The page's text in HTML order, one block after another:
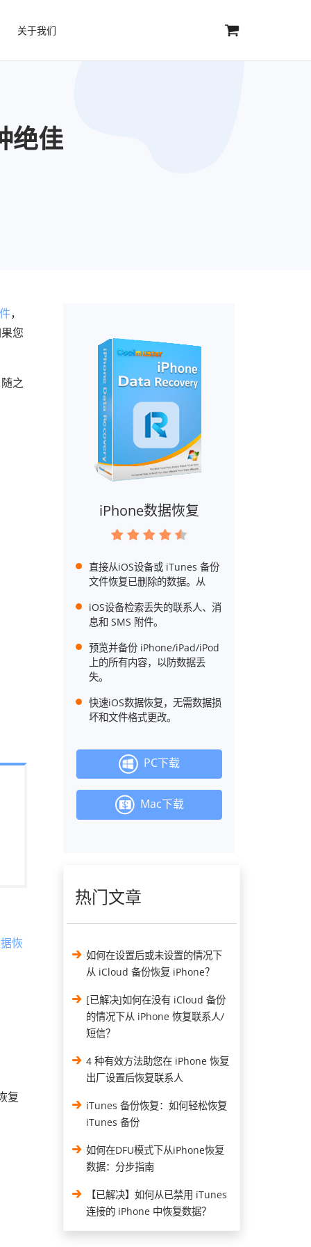
关于我们
绝佳
，
您
之
恢
复
iPhone数据恢复
直接从iOS设备或 iTunes 备份
文件恢复已删除的数据。从
iOS设备检索丢失的联系人、消
息和 SMS 附件。
预览并备份 iPhone/iPad/iPod
上的所有内容，以防数据丢
失。
快速iOS数据恢复，无需数据损
坏和文件格式更改。
PC下载
Mac下载
热门文章
如何在设置后或未设置的情况下
从 iCloud 备份恢复 iPhone？
[已解决]如何在没有 iCloud 备份
的情况下从 iPhone 恢复联系人/
短信？
4 种有效方法助您在 iPhone 恢复
出厂设置后恢复联系人
iTunes 备份恢复：如何轻松恢复
iTunes 备份
如何在DFU模式下从iPhone恢复
数据：分步指南
【已解决】如何从已禁用 iTunes
连接的 iPhone 中恢复数据？